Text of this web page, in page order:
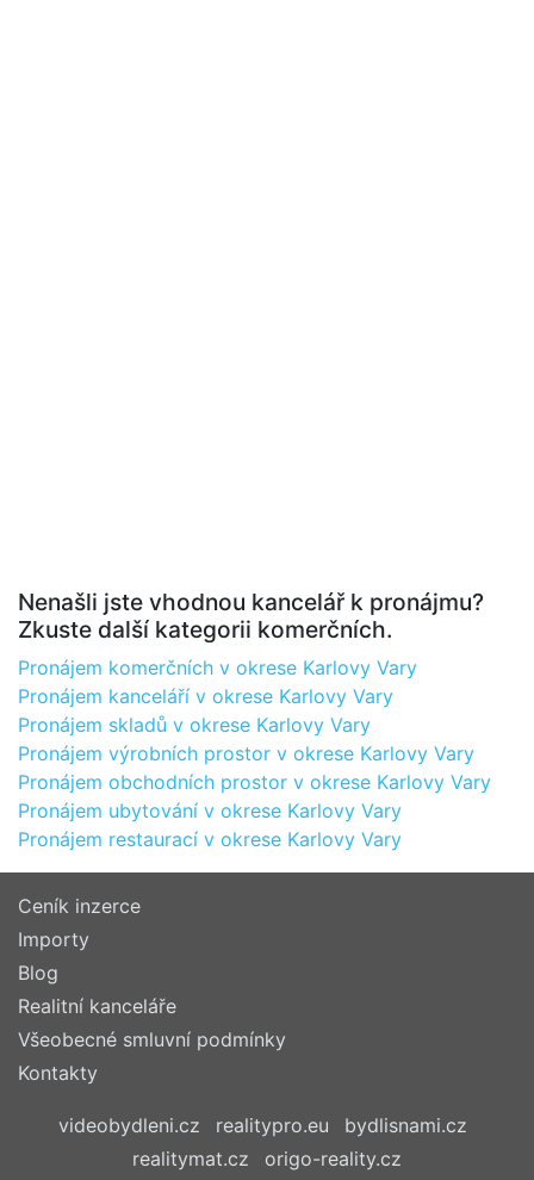
Nenašli jste vhodnou kancelář k pronájmu?
Zkuste další kategorii komerčních.
Pronájem komerčních v okrese Karlovy Vary
Pronájem kanceláří v okrese Karlovy Vary
Pronájem skladů v okrese Karlovy Vary
Pronájem výrobních prostor v okrese Karlovy Vary
Pronájem obchodních prostor v okrese Karlovy Vary
Pronájem ubytování v okrese Karlovy Vary
Pronájem restaurací v okrese Karlovy Vary
Ceník inzerce
Importy
Blog
Realitní kanceláře
Všeobecné smluvní podmínky
Kontakty
videobydleni.cz realitypro.eu
bydlisnami.cz
realitymat.cz
origo-reality.cz